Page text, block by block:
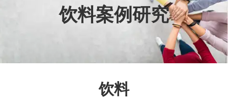
饮料案例研究
饮料